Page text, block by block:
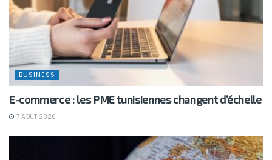
BUSINESS
E-commerce : les PME tunisiennes changent d’échelle
7 AOÛT 2026